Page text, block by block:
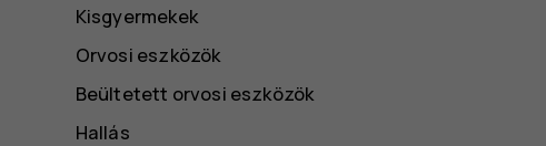
Kisgyermekek
Orvosi eszközök
Beültetett orvosi eszközök
Hallás